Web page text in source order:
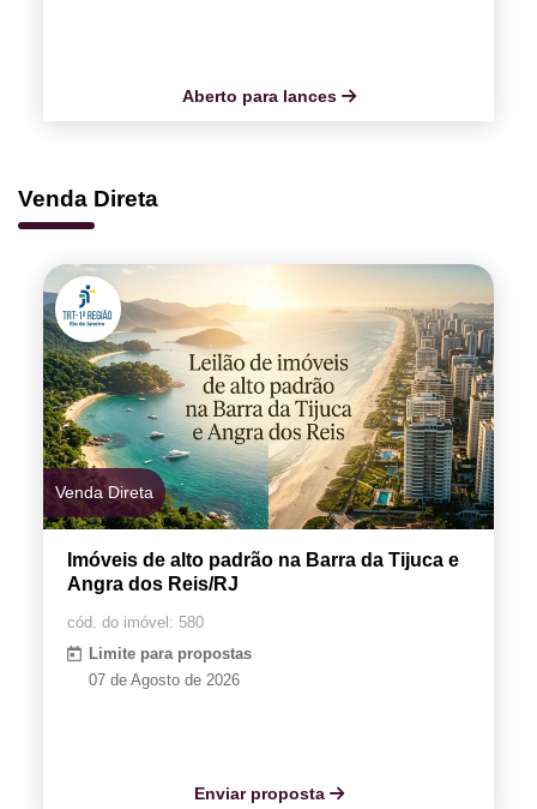
Aberto para lances
Venda Direta
Venda Direta
Imóveis de alto padrão na Barra da Tijuca e
Angra dos Reis/RJ
cód. do imóvel: 580
Limite para propostas
07 de Agosto de 2026
Enviar proposta